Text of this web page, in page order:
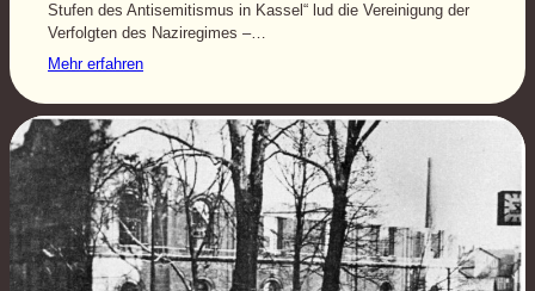
Stufen des Antisemitismus in Kassel“ lud die Vereinigung der
Verfolgten des Naziregimes –…
Mehr erfahren